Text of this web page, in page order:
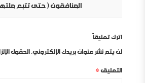
المنافقون ( حتى تتبع
اترك تعليقاً
لن يتم نشر عنوان بريدك الإلكتروني.الحقول
التعليق*